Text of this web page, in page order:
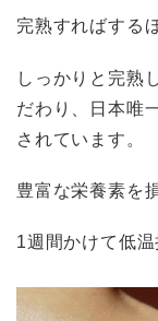
完熟すればする
しっかりと完熟
だわり、日本唯
されています。
豊富な栄養素を
1週間かけて低